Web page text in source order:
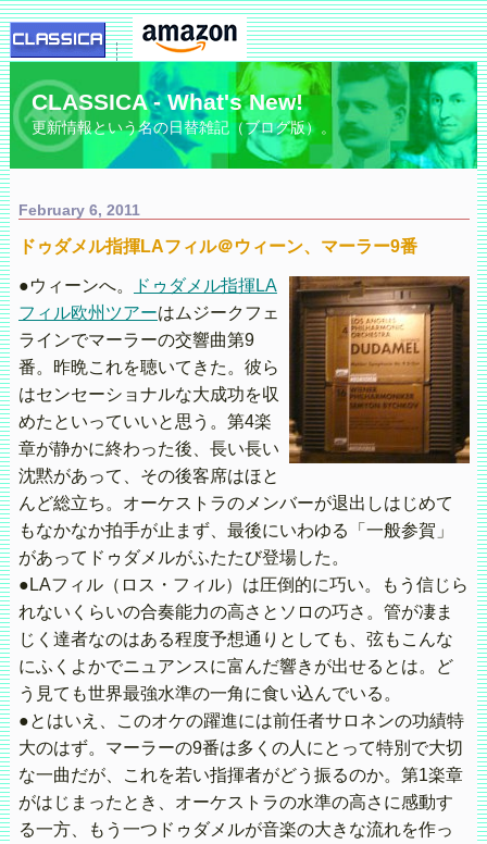
CLASSICA - What's New!
更新情報という名の日替雑記（ブログ版）。
February 6, 2011
ドゥダメル指揮LAフィル＠ウィーン、マーラー9番
●ウィーンへ。
ドゥダメル指揮LA
フィル欧州ツアーはムジークフェ
ラインでマーラーの交響曲第9
番。昨晩これを聴いてきた。彼ら
はセンセーショナルな大成功を収
めたといっていいと思う。第4楽
章が静かに終わった後、長い長い
沈黙があって、その後客席はほと
んど総立ち。オーケストラのメンバーが退出しはじめて
もなかなか拍手が止まず、最後にいわゆる「一般参賀」
があってドゥダメルがふたたび登場した。
●LAフィル（ロス・フィル）は圧倒的に巧い。もう信じら
れないくらいの合奏能力の高さとソロの巧さ。管が凄ま
じく達者なのはある程度予想通りとしても、弦もこんな
にふくよかでニュアンスに富んだ響きが出せるとは。ど
う見ても世界最強水準の一角に食い込んでいる。
●とはいえ、このオケの躍進には前任者サロネンの功績特
大のはず。マーラーの9番は多くの人にとって特別で大切
な一曲だが、これを若い指揮者がどう振るのか。第1楽章
がはじまったとき、オーケストラの水準の高さに感動す
る一方、もう一つドゥダメルが音楽の大きな流れを作っ